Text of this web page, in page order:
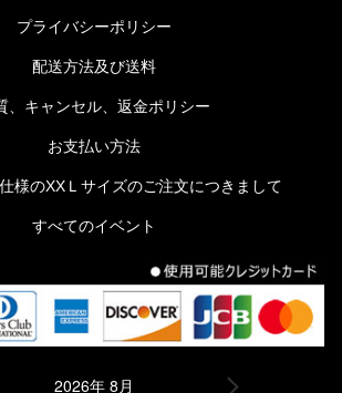
プライバシーポリシー
配送方法及び送料
、キャンセル、返金ポリシー
お支払い方法
様のXXＬサイズのご注文につきまして
すべてのイベント
2026年 8月